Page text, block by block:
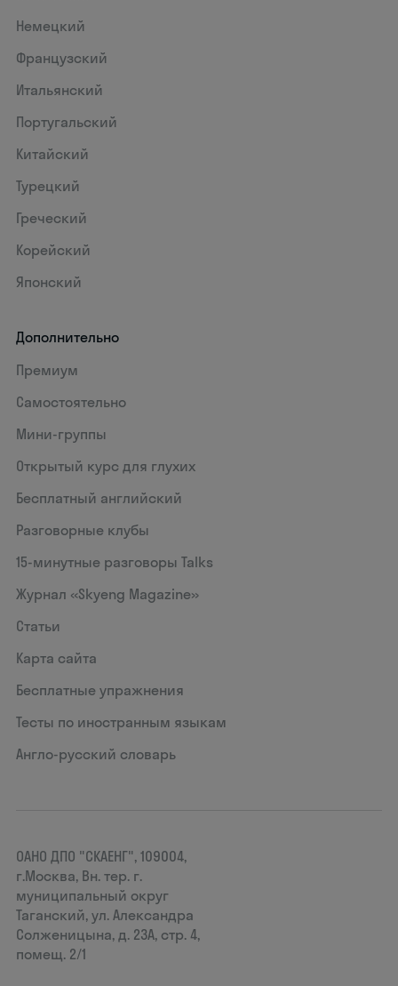
Немецкий
Французский
Итальянский
Португальский
Китайский
Турецкий
Греческий
Корейский
Японский
Дополнительно
Премиум
Самостоятельно
Мини-группы
Открытый курс для глухих
Бесплатный английский
Разговорные клубы
15‑минутные разговоры Talks
Журнал «Skyeng Magazine»
Статьи
Карта сайта
Бесплатные упражнения
Тесты по иностранным языкам
Англо-русский словарь
ОАНО ДПО "СКАЕНГ", 109004,
г.Москва, Вн. тер. г.
муниципальный округ
Таганский, ул. Александра
Солженицына, д. 23А, стр. 4,
помещ. 2/1